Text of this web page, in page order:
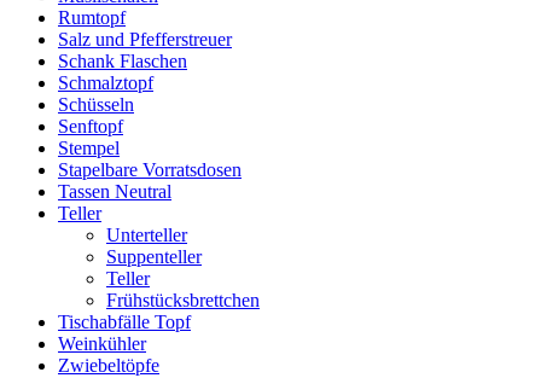
Rumtopf
Salz und Pfefferstreuer
Schank Flaschen
Schmalztopf
Schüsseln
Senftopf
Stempel
Stapelbare Vorratsdosen
Tassen Neutral
Teller
Unterteller
Suppenteller
Teller
Frühstücksbrettchen
Tischabfälle Topf
Weinkühler
Zwiebeltöpfe